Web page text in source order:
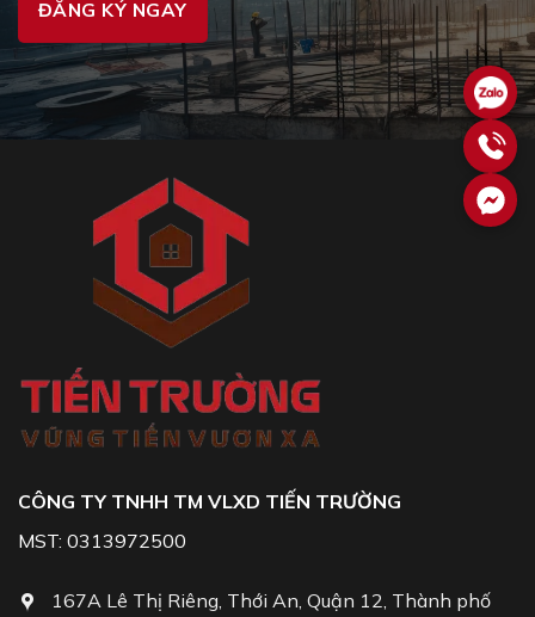
CÔNG TY TNHH TM VLXD TIẾN TRƯỜNG
MST: 0313972500
167A Lê Thị Riêng, Thới An, Quận 12, Thành phố